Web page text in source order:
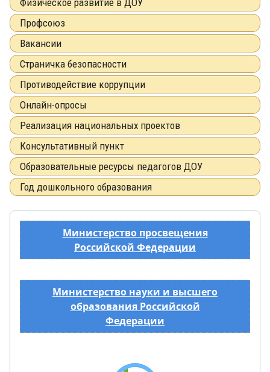
Профсоюз
Вакансии
Страничка безопасности
Противодействие коррупции
Онлайн-опросы
Реализация национальных проектов
Консультативный пункт
Образовательные ресурсы педагогов ДОУ
Год дошкольного образования
Министерство просвещения
Российской Федерации
Министерство науки и высшего
образования Российской
Федерации